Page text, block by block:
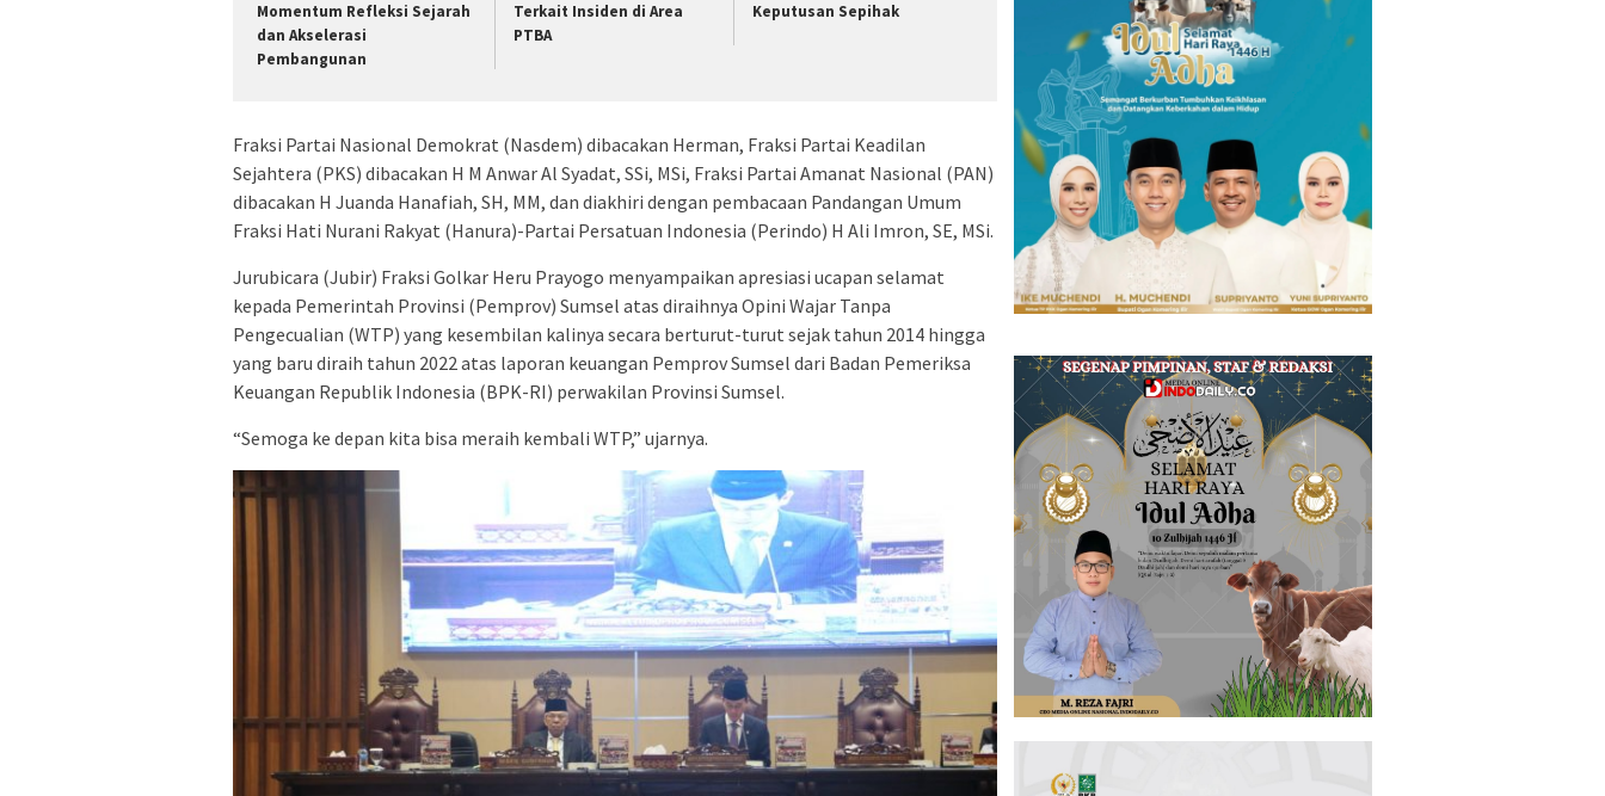
Momentum Refleksi Sejarah
dan Akselerasi
Pembangunan
Terkait Insiden di Area
PTBA
Keputusan Sepihak
Fraksi Partai Nasional Demokrat (Nasdem) dibacakan Herman, Fraksi Partai Keadilan
Sejahtera (PKS) dibacakan H M Anwar Al Syadat, SSi, MSi, Fraksi Partai Amanat Nasional (PAN)
dibacakan H Juanda Hanafiah, SH, MM, dan diakhiri dengan pembacaan Pandangan Umum
Fraksi Hati Nurani Rakyat (Hanura)-Partai Persatuan Indonesia (Perindo) H Ali Imron, SE, MSi.
Jurubicara (Jubir) Fraksi Golkar Heru Prayogo menyampaikan apresiasi ucapan selamat
kepada Pemerintah Provinsi (Pemprov) Sumsel atas diraihnya Opini Wajar Tanpa
Pengecualian (WTP) yang kesembilan kalinya secara berturut-turut sejak tahun 2014 hingga
yang baru diraih tahun 2022 atas laporan keuangan Pemprov Sumsel dari Badan Pemeriksa
Keuangan Republik Indonesia (BPK-RI) perwakilan Provinsi Sumsel.
“Semoga ke depan kita bisa meraih kembali WTP,” ujarnya.